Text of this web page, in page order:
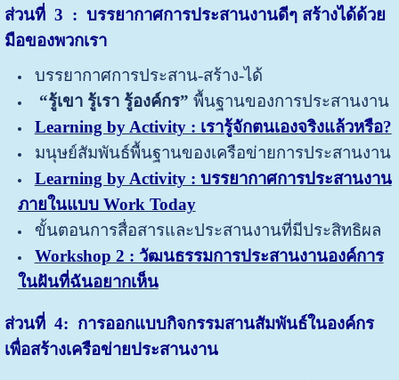
ส่วนที่ 3 : บรรยากาศการประสานงานดีๆ สร้างได้ด้วย
มือของพวกเรา
บรรยากาศการประสาน-สร้าง-ได้
“รู้เขา รู้เรา รู้องค์กร” พื้นฐานของการประสานงาน
Learning by Activity : เรารู้จักตนเองจริงแล้วหรือ?
มนุษย์สัมพันธ์พื้นฐานของเครือข่ายการประสานงาน
Learning by Activity : บรรยากาศการประสานงาน
ภายในแบบ Work Today
ขั้นตอนการสื่อสารและประสานงานที่มีประสิทธิผล
Workshop 2 : วัฒนธรรมการประสานงานองค์การ
ในฝันที่ฉันอยากเห็น
ส่วนที่ 4: การออกแบบกิจกรรมสานสัมพันธ์ในองค์กร
เพื่อสร้างเครือข่ายประสานงาน